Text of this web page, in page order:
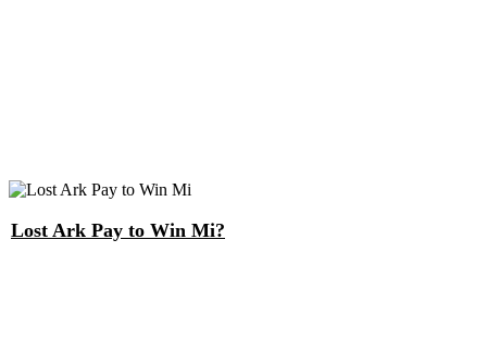
Lost Ark Pay to Win Mi?